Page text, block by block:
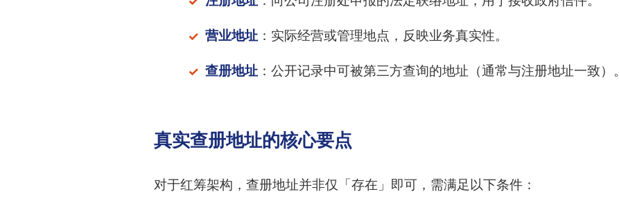
营业地址：实际经营或管理地点，反映业务真实性。
查册地址：公开记录中可被第三方查询的地址（通常与注册地址一致）。
真实查册地址的核心要点
对于红筹架构，查册地址并非仅「存在」即可，需满足以下条件：